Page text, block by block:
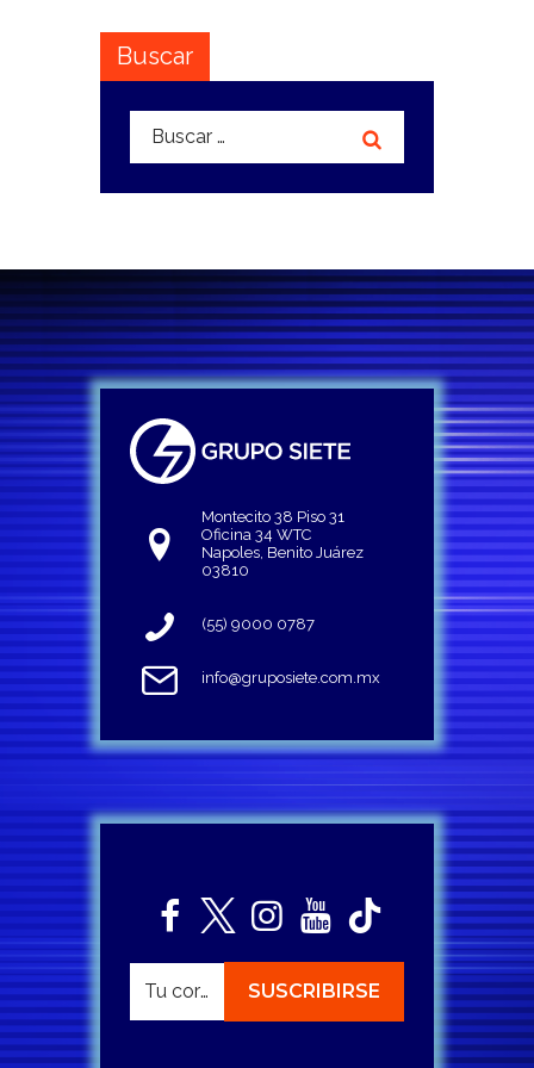
Buscar
Buscar:
Montecito 38 Piso 31
Oficina 34 WTC
Napoles, Benito Juárez
03810
(55) 9000 0787
info@gruposiete.com.mx